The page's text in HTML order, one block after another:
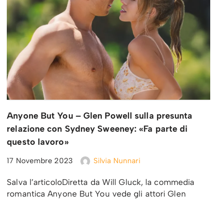
Anyone But You – Glen Powell sulla presunta
relazione con Sydney Sweeney: «Fa parte di
questo lavoro»
17 Novembre 2023 Silvia Nunnari
Salva l’articoloDiretta da Will Gluck, la commedia
romantica Anyone But You vede gli attori Glen